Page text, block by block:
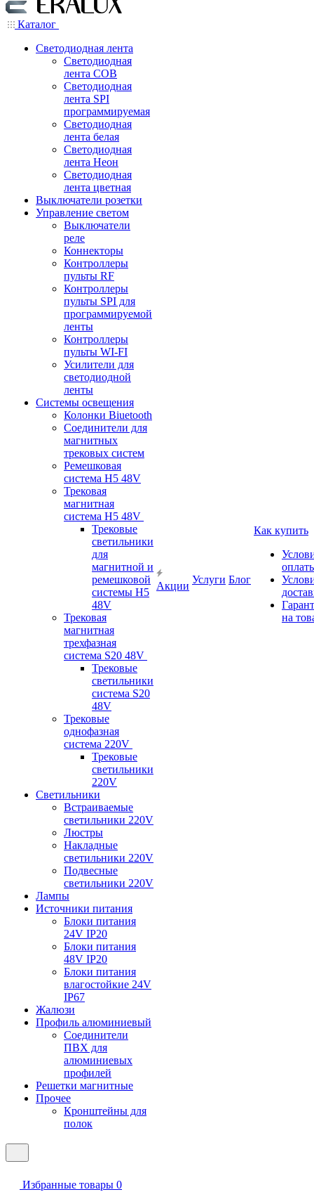
Каталог
Светодиодная лента
Светодиодная
лента COB
Светодиодная
лента SPI
программируемая
Светодиодная
лента белая
Светодиодная
лента Неон
Светодиодная
лента цветная
Выключатели розетки
Управление светом
Выключатели
реле
Коннекторы
Контроллеры
пульты RF
Контроллеры
пульты SPI для
программируемой
ленты
Контроллеры
пульты WI-FI
Усилители для
светодиодной
ленты
Системы освещения
Колонки Biuetooth
Соединители для
магнитных
трековых систем
Ремешковая
система H5 48V
Трековая
магнитная
система H5 48V
Трековые
светильники
для
магнитной и
ремешковой
системы H5
48V
Трековая
магнитная
трехфазная
система S20 48V
Трековые
светильники
система S20
48V
Трековые
однофазная
система 220V
Трековые
светильники
220V
Светильники
Встраиваемые
светильники 220V
Люстры
Накладные
светильники 220V
Подвесные
светильники 220V
Лампы
Источники питания
Блоки питания
24V IP20
Блоки питания
48V IP20
Блоки питания
влагостойкие 24V
IP67
Жалюзи
Профиль алюминиевый
Соединители
ПВХ для
алюминиевых
профилей
Решетки магнитные
Прочее
Кронштейны для
полок
Акции
Услуги Блог
Как купить
на
Избранные товары 0